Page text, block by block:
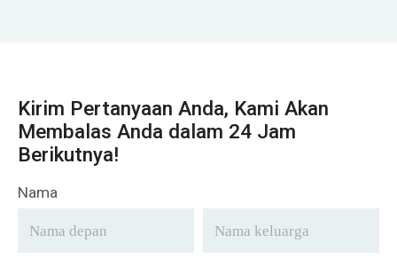
Kirim Pertanyaan Anda, Kami Akan
Membalas Anda dalam 24 Jam
Berikutnya!
Nama